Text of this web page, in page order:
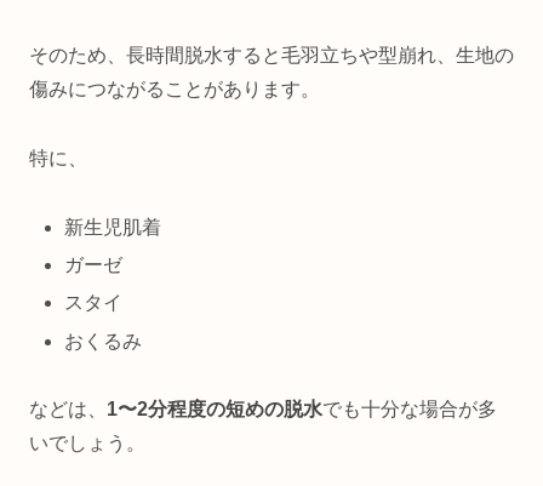
そのため、長時間脱水すると毛羽立ちや型崩れ、生地の
傷みにつながることがあります。
特に、
新生児肌着
ガーゼ
スタイ
おくるみ
などは、 1〜2分程度の短めの脱水でも十分な場合が多
いでしょう。